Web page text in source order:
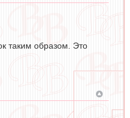
таким образом. Это